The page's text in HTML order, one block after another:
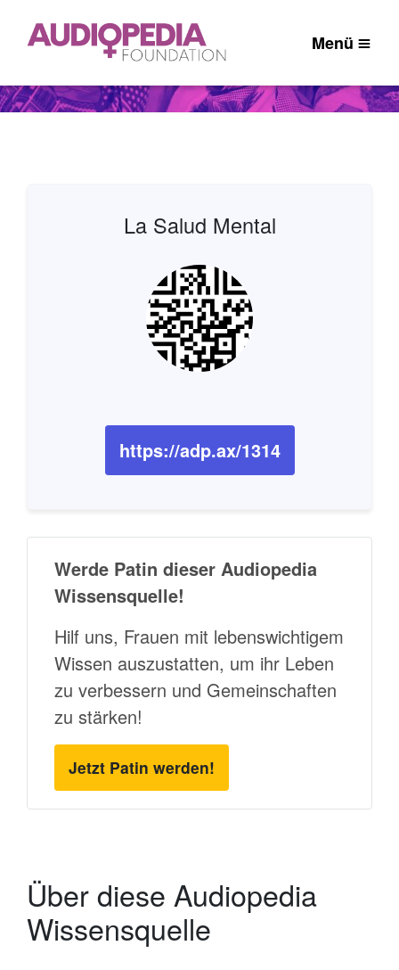
Menü
La Salud Mental
https://adp.ax/1314
Werde Patin dieser Audiopedia
Wissensquelle!
Hilf uns, Frauen mit lebenswichtigem
Wissen auszustatten, um ihr Leben
zu verbessern und Gemeinschaften
zu stärken!
Jetzt Patin werden!
Über diese Audiopedia
Wissensquelle